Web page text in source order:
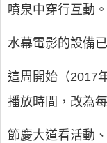
噴泉中穿行互動。
水幕電影的設備
這周開始（2017
播放時間，改為
節慶大道看活動